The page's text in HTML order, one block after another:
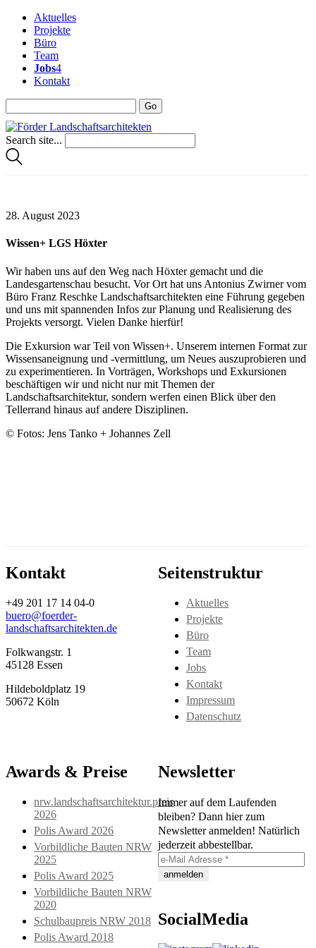
Aktuelles
Projekte
Büro
Team
Jobs4
Kontakt
Search site...
28. August 2023
Wissen+ LGS Höxter
Wir haben uns auf den Weg nach Höxter gemacht und die
Landesgartenschau besucht. Vor Ort hat uns Antonius Zwirner vom
Büro Franz Reschke Landschaftsarchitekten eine Führung gegeben
und uns mit spannenden Infos zur Planung und Realisierung des
Projekts versorgt. Vielen Danke hierfür!
Die Exkursion war Teil von Wissen+. Unserem internen Format zur
Wissensaneignung und -vermittlung, um Neues auszuprobieren und
zu experimentieren. In Vorträgen, Workshops und Exkursionen
beschäftigen wir und nicht nur mit Themen der
Landschaftsarchitektur, sondern werfen einen Blick über den
Tellerrand hinaus auf andere Disziplinen.
© Fotos: Jens Tanko + Johannes Zell
Kontakt
+49 201 17 14 04-0
buero@foerder-
landschaftsarchitekten.de
Folkwangstr. 1
45128 Essen
Hildeboldplatz 19
50672 Köln
Seitenstruktur
Aktuelles
Projekte
Büro
Team
Jobs
Kontakt
Impressum
Datenschutz
Awards & Preise
nrw.landschaftsarchitektur.preis
2026
Polis Award 2026
Vorbildliche Bauten NRW
2025
Polis Award 2025
Vorbildliche Bauten NRW
2020
Schulbaupreis NRW 2018
Polis Award 2018
Newsletter
Immer auf dem Laufenden
bleiben? Dann hier zum
Newsletter anmelden! Natürlich
jederzeit abbestellbar.
SocialMedia